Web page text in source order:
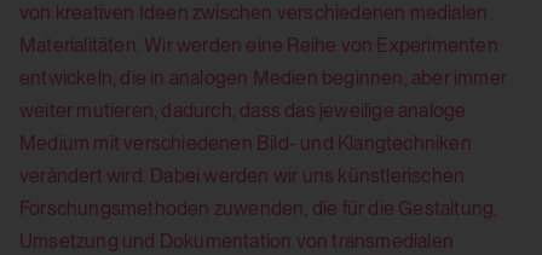
von kreativen Ideen zwischen verschiedenen medialen
Materialitäten. Wir werden eine Reihe von Experimenten
entwickeln, die in analogen Medien beginnen, aber immer
weiter mutieren, dadurch, dass das jeweilige analoge
Medium mit verschiedenen Bild- und Klangtechniken
verändert wird. Dabei werden wir uns künstlerischen
Forschungsmethoden zuwenden, die für die Gestaltung,
Umsetzung und Dokumentation von transmedialen